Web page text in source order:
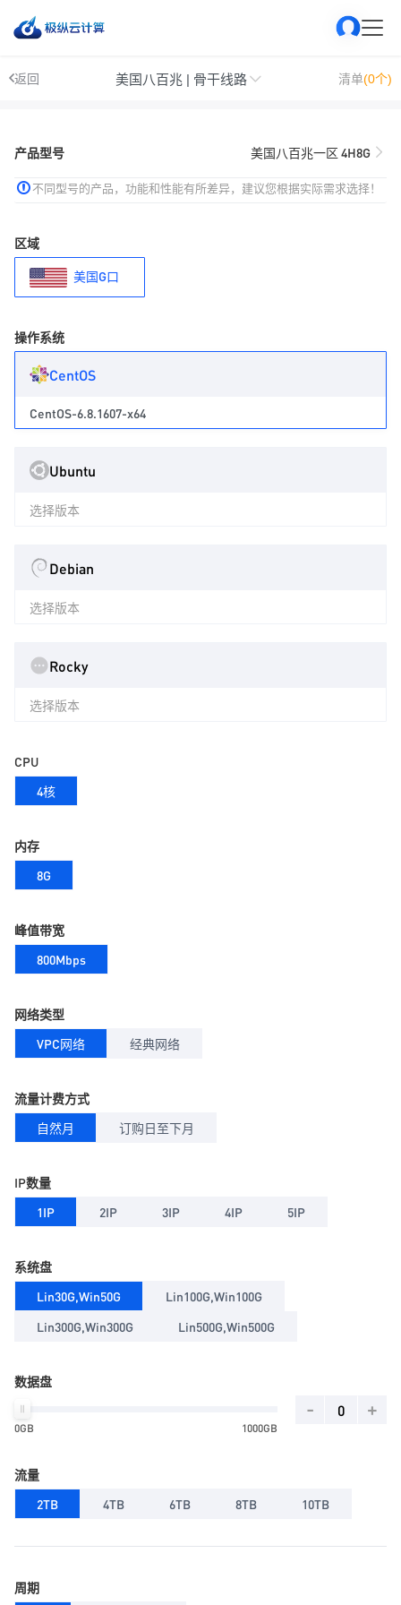
返回 美国八百兆 | 骨干线路 清单(0个)
产品型号 美国八百兆一区 4H8G
不同型号的产品，功能和性能有所差异，建议您根据实际需求选择！
区域
美国G口
操作系统
CentOS
CentOS-6.8.1607-x64
Ubuntu
选择版本
Debian
选择版本
Rocky
选择版本
CPU
4核
内存
8G
峰值带宽
800Mbps
网络类型
VPC网络
经典网络
流量计费方式
自然月
订购日至下月
IP数量
1IP
2IP 3IP 4IP 5IP
系统盘
Lin30G,Win50G
Lin100G,Win100G
Lin300G,Win300G
Lin500G,Win500G
数据盘
0GB 1000GB
- +
流量
2TB
4TB 6TB 8TB 10TB
周期